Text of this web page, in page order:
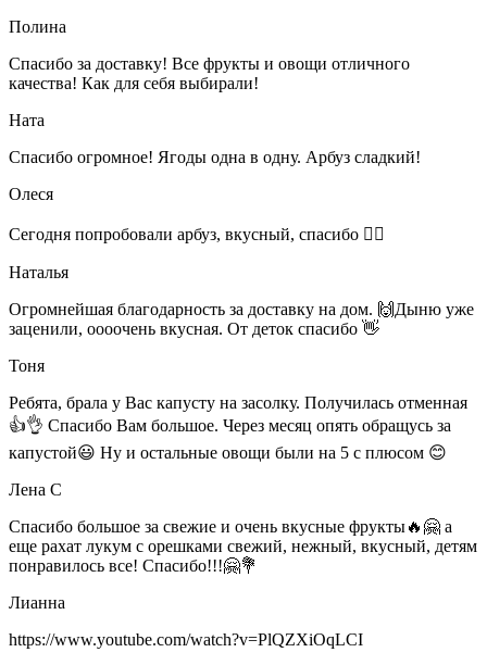
Полина
Спасибо за доставку! Все фрукты и овощи отличного
качества! Как для себя выбирали!
Ната
Спасибо огромное! Ягоды одна в одну. Арбуз сладкий!
Олеся
Сегодня попробовали арбуз, вкусный, спасибо 👍🏻
Наталья
Огромнейшая благодарность за доставку на дом. 🙌Дыню уже
заценили, оооочень вкусная. От деток спасибо 👋
Тоня
Ребята, брала у Вас капусту на засолку. Получилась отменная
👍👌 Спасибо Вам большое. Через месяц опять обращусь за
капустой😃 Ну и остальные овощи были на 5 с плюсом 😊
Лена С
Спасибо большое за свежие и очень вкусные фрукты🔥🤗 а
еще рахат лукум с орешками свежий, нежный, вкусный, детям
понравилось все! Спасибо!!!🤗💐
Лианна
https://www.youtube.com/watch?v=PlQZXiOqLCI